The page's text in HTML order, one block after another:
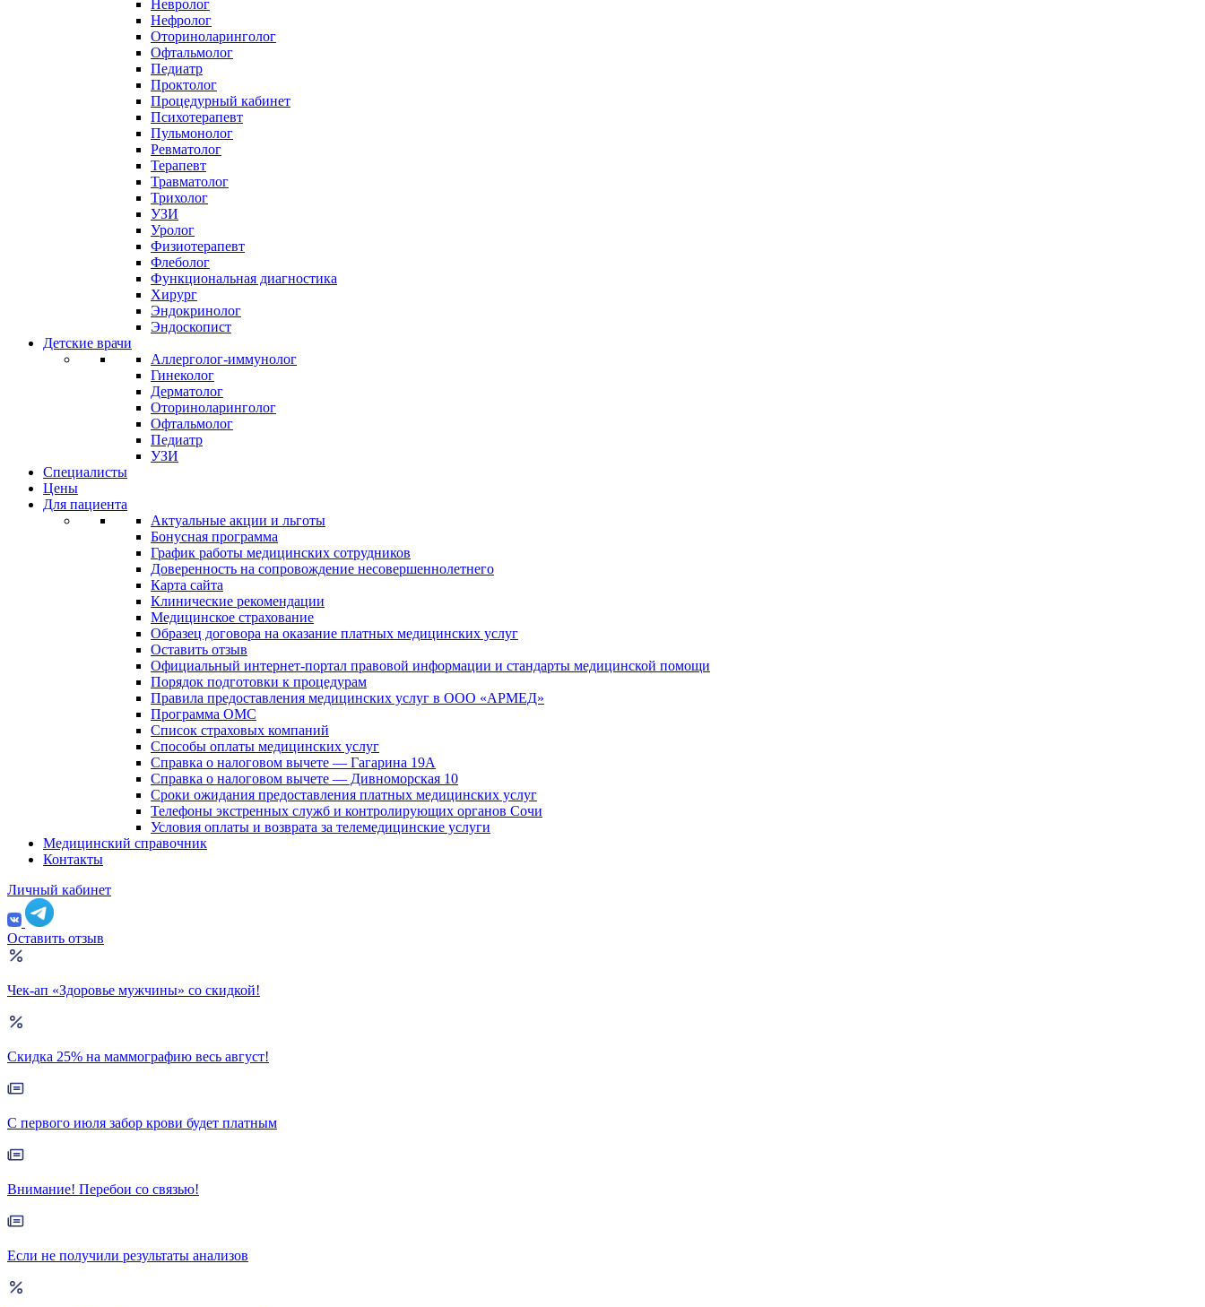
Невролог
Нефролог
Оториноларинголог
Офтальмолог
Педиатр
Проктолог
Процедурный кабинет
Психотерапевт
Пульмонолог
Ревматолог
Терапевт
Травматолог
Трихолог
УЗИ
Уролог
Физиотерапевт
Флеболог
Функциональная диагностика
Хирург
Эндокринолог
Эндоскопист
Детские врачи
Аллерголог-иммунолог
Гинеколог
Дерматолог
Оториноларинголог
Офтальмолог
Педиатр
УЗИ
Специалисты
Цены
Для пациента
Актуальные акции и льготы
Бонусная программа
График работы медицинских сотрудников
Доверенность на сопровождение несовершеннолетнего
Карта сайта
Клинические рекомендации
Медицинское страхование
Образец договора на оказание платных медицинских услуг
Оставить отзыв
Официальный интернет-портал правовой информации и стандарты медицинской помощи
Порядок подготовки к процедурам
Правила предоставления медицинских услуг в ООО «АРМЕД»
Программа ОМС
Список страховых компаний
Способы оплаты медицинских услуг
Справка о налоговом вычете — Гагарина 19А
Справка о налоговом вычете — Дивноморская 10
Сроки ожидания предоставления платных медицинских услуг
Телефоны экстренных служб и контролирующих органов Сочи
Условия оплаты и возврата за телемедицинские услуги
Медицинский справочник
Контакты
Личный кабинет
Оставить отзыв
Чек-ап «Здоровье мужчины» со скидкой!
Скидка 25% на маммографию весь август!
С первого июля забор крови будет платным
Внимание! Перебои со связью!
Если не получили результаты анализов